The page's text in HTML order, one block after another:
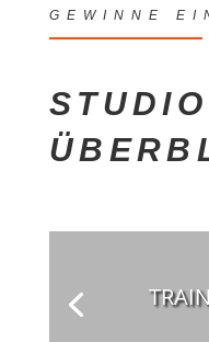
GEWINNE